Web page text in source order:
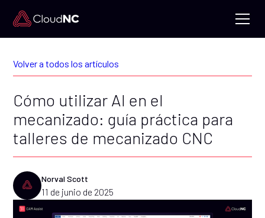
Volver a todos los artículos
Cómo utilizar AI en el
mecanizado: guía práctica para
talleres de mecanizado CNC
Norval Scott
11 de junio de 2025